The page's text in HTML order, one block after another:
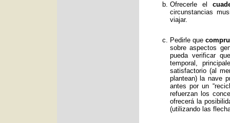
Ofrecerle el
circunstancias
viajar.
Pedirle que
sobre aspectos
pueda verificar
temporal,
satisfactorio (al
plantean) la nave
antes por un
refuerzan los
ofrecerá la
(utilizando las